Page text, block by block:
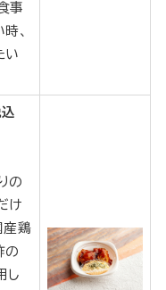
事
、
い
の
け
産鶏
の
し